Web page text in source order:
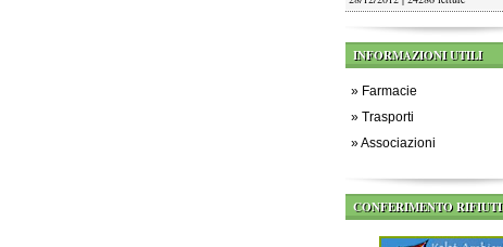
INFORMAZIONI UTILI
» Farmacie
» Trasporti
»Associazioni
CONFERIMENTO RIFIUTI